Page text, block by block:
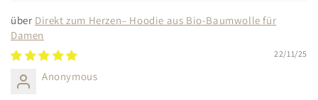
Direkt zum Herzen– Hoodie aus Bio-Baumwolle für
Damen
22/11/25
Anonymous